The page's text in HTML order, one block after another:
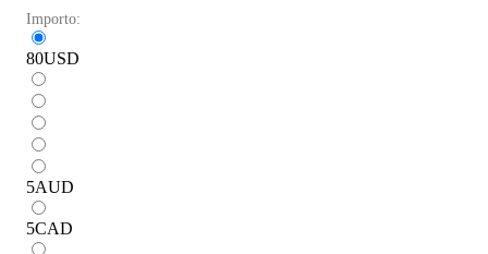
Importo:
80USD
5AUD
5CAD